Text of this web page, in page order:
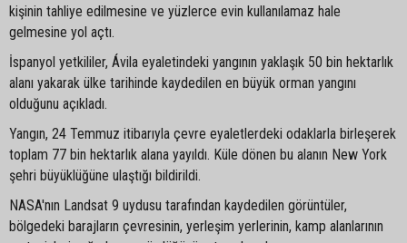
kişinin tahliye edilmesine ve yüzlerce evin kullanılamaz hale
gelmesine yol açtı.
İspanyol yetkililer, Ávila eyaletindeki yangının yaklaşık 50 bin hektarlık
alanı yakarak ülke tarihinde kaydedilen en büyük orman yangını
olduğunu açıkladı.
Yangın, 24 Temmuz itibarıyla çevre eyaletlerdeki odaklarla birleşerek
toplam 77 bin hektarlık alana yayıldı. Küle dönen bu alanın New York
şehri büyüklüğüne ulaştığı bildirildi.
NASA'nın Landsat 9 uydusu tarafından kaydedilen görüntüler,
bölgedeki barajların çevresinin, yerleşim yerlerinin, kamp alanlarının